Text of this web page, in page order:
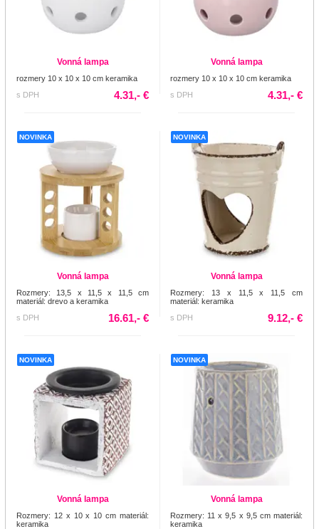
Vonná lampa
rozmery 10 x 10 x 10 cm keramika
s DPH
4.31,- €
Vonná lampa
rozmery 10 x 10 x 10 cm keramika
s DPH
4.31,- €
NOVINKA
Vonná lampa
Rozmery: 13,5 x 11,5 x 11,5 cm
materiál: drevo a keramika
s DPH
16.61,- €
NOVINKA
Vonná lampa
Rozmery: 13 x 11,5 x 11,5 cm
materiál: keramika
s DPH
9.12,- €
NOVINKA
Vonná lampa
Rozmery: 12 x 10 x 10 cm materiál:
keramika
NOVINKA
Vonná lampa
Rozmery: 11 x 9,5 x 9,5 cm materiál:
keramika